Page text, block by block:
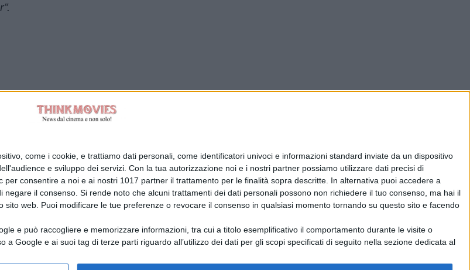
come i cookie, e trattiamo dati personali, come identificatori univoci e informazioni standard inviate da un dispositivo
e sviluppo dei servizi. Con la tua autorizzazione noi e i nostri partner possiamo utilizzare dati precisi di
consentire a noi e ai nostri 1017 partner il trattamento per le finalità sopra descritte. In alternativa puoi accedere a
negare il consenso. Si rende noto che alcuni trattamenti dei dati personali possono non richiedere il tuo consenso, ma hai il
web. Puoi modificare le tue preferenze o revocare il consenso in qualsiasi momento tornando su questo sito e facendo
e può raccogliere e memorizzare informazioni, tra cui a titolo esemplificativo il comportamento durante le visite o
a Google e ai suoi tag di terze parti riguardo all’utilizzo dei dati per gli scopi specificati di seguito nella sezione dedicata al
Disclaimer